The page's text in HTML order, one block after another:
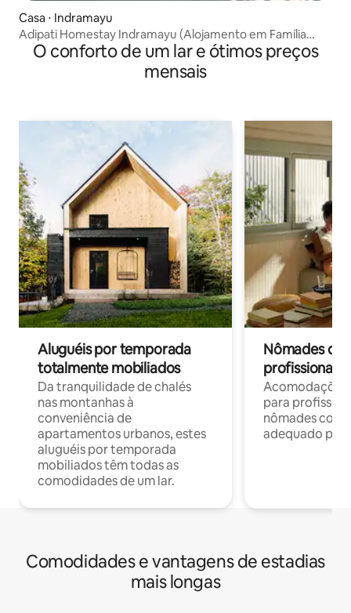
Casa ⋅ Indramayu
Adipati Homestay Indramayu (Alojamento em Família
Adipati Indramayu)
O conforto de um lar e ótimos preços
mensais
Aluguéis por temporada
totalmente mobiliados
Da tranquilidade de chalés
nas montanhas à
conveniência de
apartamentos urbanos, estes
aluguéis por temporada
mobiliados têm todas as
comodidades de um lar.
Nômades
profissionais
para
nômades com
adequado
Comodidades e vantagens de estadias
mais longas